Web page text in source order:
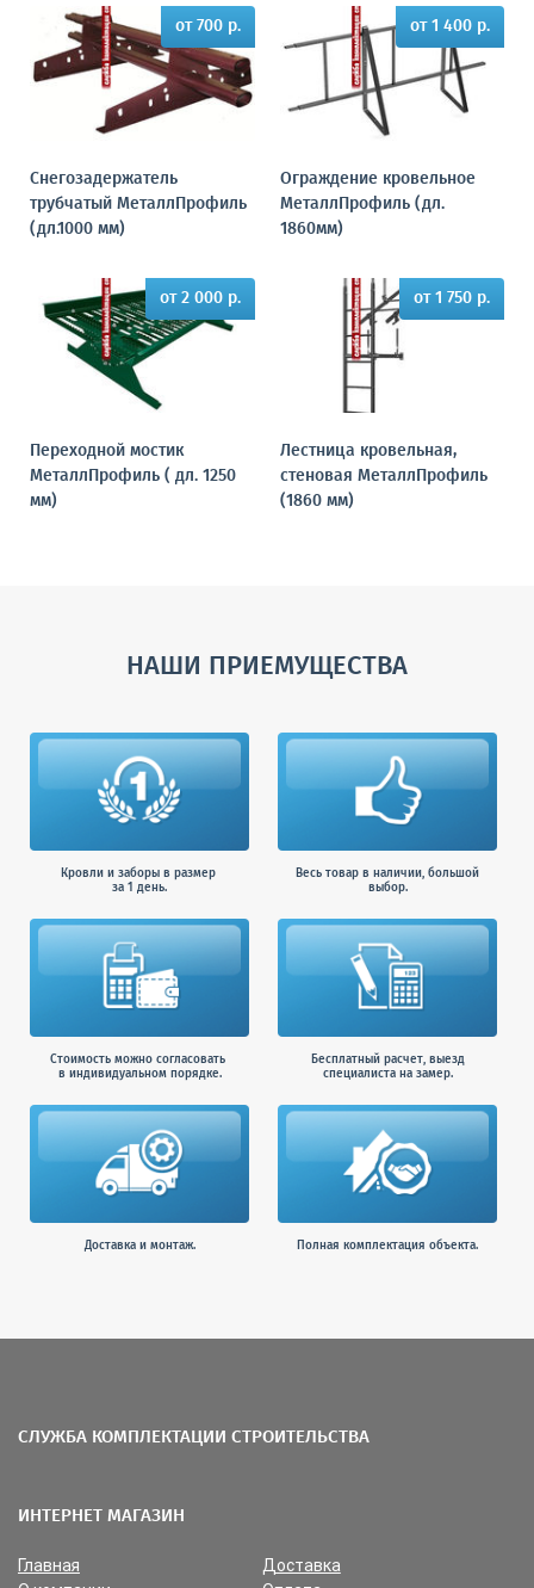
от 700 р.
Снегозадержатель
трубчатый МеталлПрофиль
(дл.1000 мм)
от 1 400 р.
Ограждение кровельное
МеталлПрофиль (дл.
1860мм)
от 2 000 р.
Переходной мостик
МеталлПрофиль ( дл. 1250
мм)
от 1 750 р.
Лестница кровельная,
стеновая МеталлПрофиль
(1860 мм)
НАШИ ПРИЕМУЩЕСТВА
Кровли и заборы в размер
за 1 день.
Весь товар в наличии, большой
выбор.
Стоимость можно согласовать
в индивидуальном порядке.
Бесплатный расчет, выезд
специалиста на замер.
Доставка и монтаж. Полная комплектация объекта.
СЛУЖБА КОМПЛЕКТАЦИИ СТРОИТЕЛЬСТВА
ИНТЕРНЕТ МАГАЗИН
Главная
Доставка